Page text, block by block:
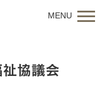
MENU